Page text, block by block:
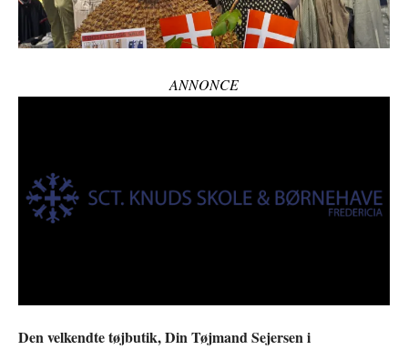
ANNONCE
Den velkendte tøjbutik, Din Tøjmand Sejersen i